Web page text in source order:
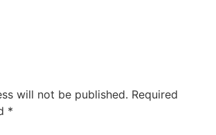
will not be published. Required
*